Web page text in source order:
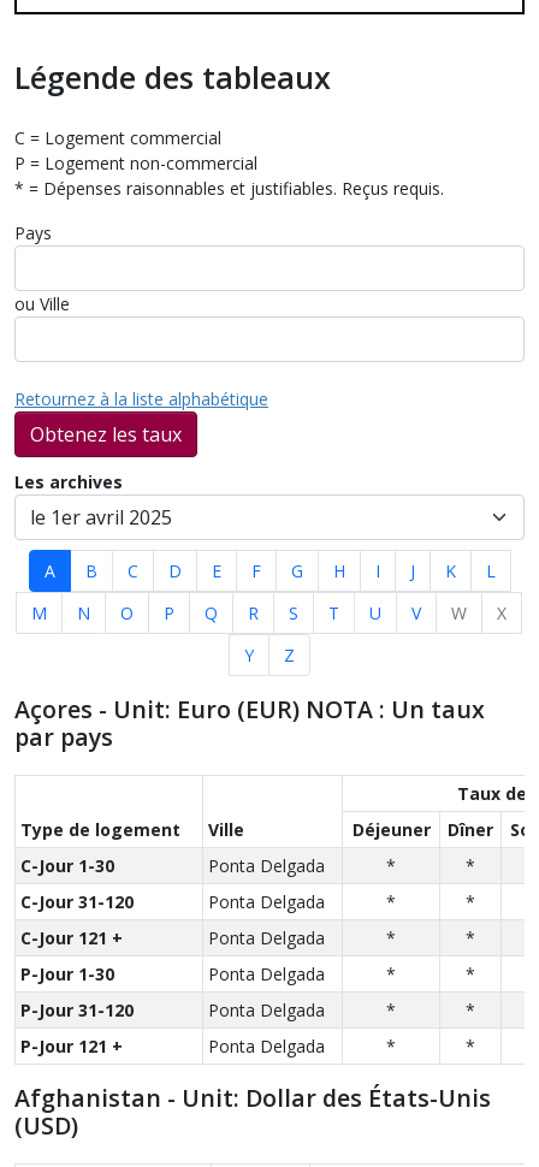
Légende des tableaux
C = Logement commercial
P = Logement non-commercial
* = Dépenses raisonnables et justifiables. Reçus requis.
Pays
ou Ville
Retournez à la liste alphabétique
Obtenez les taux
Les archives
A B C D E F G H I J K
L
M
N O P Q R S T U V W
X
Y
Z
Açores - Unit: Euro (EUR) NOTA : Un taux
par pays
Type de logement Ville
Taux
Déjeuner
Dîner
C-Jour 1-30
Ponta Delgada * *
C-Jour 31-120
Ponta Delgada * *
C-Jour 121 +
Ponta Delgada * *
P-Jour 1-30
Ponta Delgada * *
P-Jour 31-120
Ponta Delgada * *
P-Jour 121 +
Ponta Delgada * *
Afghanistan - Unit: Dollar des États-Unis
(USD)